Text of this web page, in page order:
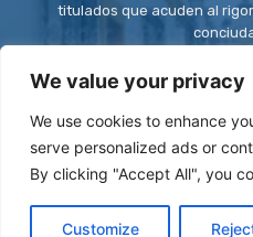
We value your privacy
We use cookies to enhance
serve personalized ads or
By clicking "Accept All", you
Customize
titulados que acuden al
Contacto:
© Be First SL - ISSN: 2444-3662 ||